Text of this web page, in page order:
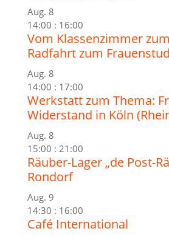
Aug. 8
14:00 : 16:00
Vom Klassenzimmer
Radfahrt zum
Aug. 8
14:00 : 17:00
Werkstatt zum Thema:
Widerstand in Köln
Aug. 8
15:00 : 21:00
Räuber-Lager „de Post-
Rondorf
Aug. 9
14:30 : 16:00
Café International